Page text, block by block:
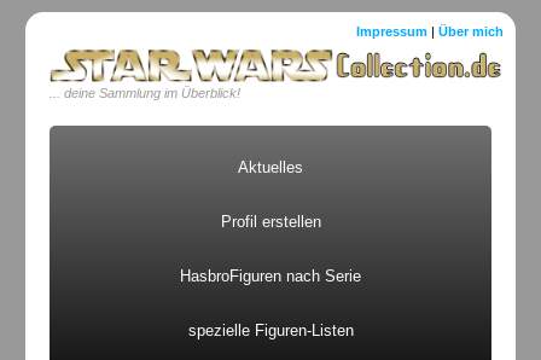
Impressum |Über mich
... deine Sammlung im Überblick!
Aktuelles
Profil erstellen
HasbroFiguren nach Serie
spezielle Figuren-Listen